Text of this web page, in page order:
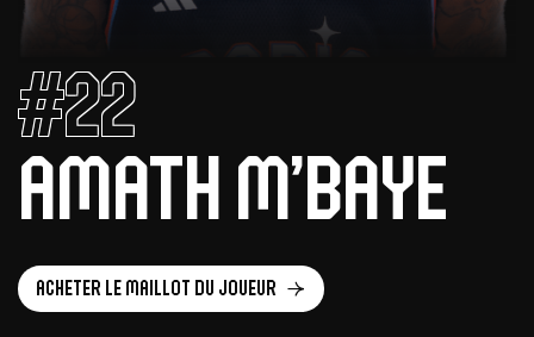
#22
Amath M’Baye
Acheter le maillot du joueur